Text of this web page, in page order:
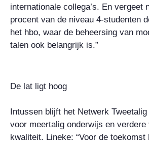
internationale collega’s. En vergeet
procent van de niveau 4-studenten
het hbo, waar de beheersing van
talen ook belangrijk is.”
De lat ligt hoog
Intussen blijft het Netwerk
voor meertalig onderwijs en verdere
kwaliteit. Lineke: “Voor de toekomst